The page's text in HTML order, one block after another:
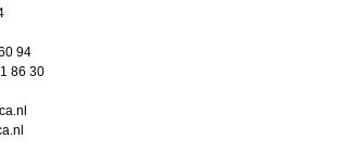
94
86 30